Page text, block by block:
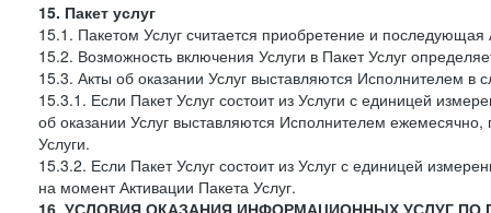
15. Пакет услуг
15.1. Пакетом Услуг считается приобретение и
15.2. Возможность включения Услуги в Пакет Услуг
15.3. Акты об оказании Услуг выставляются Исполнителем в
15.3.1. Если Пакет Услуг состоит из Услуги с единицей
об оказании Услуг выставляются Исполнителем
Услуги.
15.3.2. Если Пакет Услуг состоит из Услуг с единицей
на момент Активации Пакета Услуг.
16. УСЛОВИЯ ОКАЗАНИЯ ИНФОРМАЦИОННЫХ УСЛУГ